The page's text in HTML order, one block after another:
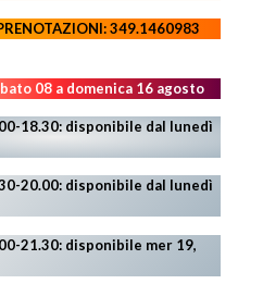
349.1460983
08 a domenica 16 agosto
18.30: disponibile dal lunedì
20.00: disponibile dal lunedì
21.30: disponibile mer 19,